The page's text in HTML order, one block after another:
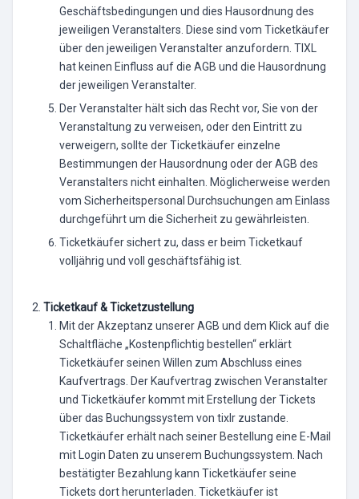
Geschäftsbedingungen und dies Hausordnung des
jeweiligen Veranstalters. Diese sind vom Ticketkäufer
über den jeweiligen Veranstalter anzufordern. TIXL
hat keinen Einfluss auf die AGB und die Hausordnung
der jeweiligen Veranstalter.
Der Veranstalter hält sich das Recht vor, Sie von der
Veranstaltung zu verweisen, oder den Eintritt zu
verweigern, sollte der Ticketkäufer einzelne
Bestimmungen der Hausordnung oder der AGB des
Veranstalters nicht einhalten. Möglicherweise werden
vom Sicherheitspersonal Durchsuchungen am Einlass
durchgeführt um die Sicherheit zu gewährleisten.
Ticketkäufer sichert zu, dass er beim Ticketkauf
volljährig und voll geschäftsfähig ist.
Ticketkauf & Ticketzustellung
Mit der Akzeptanz unserer AGB und dem Klick auf die
Schaltfläche „Kostenpflichtig bestellen“ erklärt
Ticketkäufer seinen Willen zum Abschluss eines
Kaufvertrags. Der Kaufvertrag zwischen Veranstalter
und Ticketkäufer kommt mit Erstellung der Tickets
über das Buchungssystem von tixlr zustande.
Ticketkäufer erhält nach seiner Bestellung eine E-Mail
mit Login Daten zu unserem Buchungssystem. Nach
bestätigter Bezahlung kann Ticketkäufer seine
Tickets dort herunterladen. Ticketkäufer ist